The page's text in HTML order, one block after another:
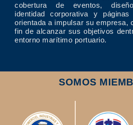
cobertura de eventos,
identidad corporativa y páginas
orientada a impulsar su empresa,
fin de alcanzar sus objetivos
entorno marítimo portuario.
SOMOS